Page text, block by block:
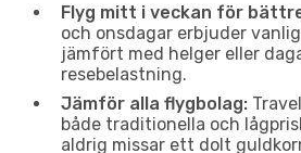
Flyg mitt i veckan för
och onsdagar erbjuder
jämfört med helger eller
resebelastning.
Jämför alla flygbolag:
både traditionella och
aldrig missar ett dolt